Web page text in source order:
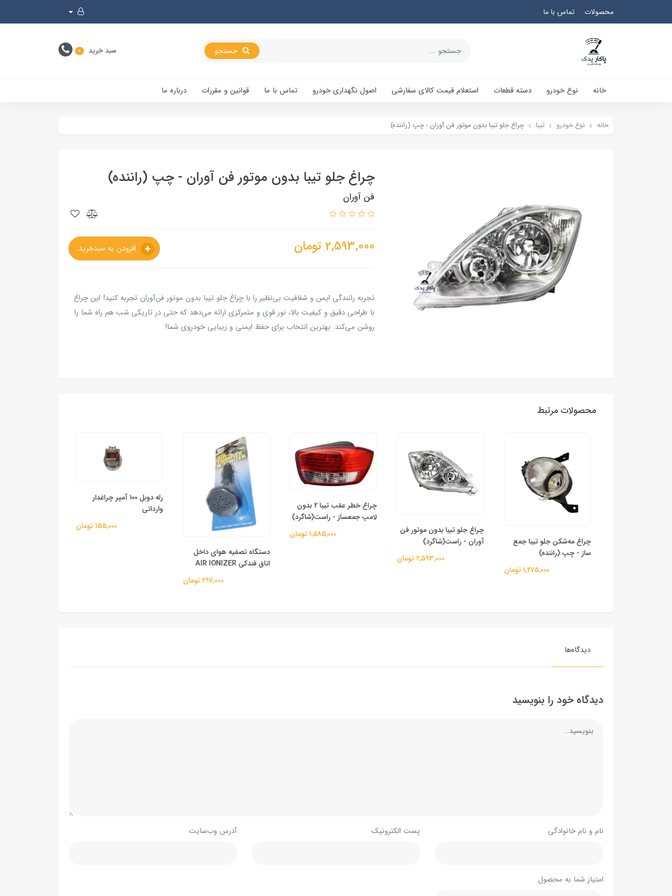
محصولات تماس با ما
سبد خرید 0
خانه نوع خودرو دسته قطعات استعلام قیمت کالای سفارشی اصول نگهداری خودرو تماس با ما قوانین و مقررات درباره ما
خانه نوع خودرو تیبا چراغ جلو تیبا بدون موتور فن آوران - چپ (راننده)
چراغ جلو تیبا بدون موتور فن آوران - چپ (راننده)
فن آوران
2,593,000 تومان
تجربه رانندگی ایمن و شفافیت بی‌نظیر را با چراغ جلو تیبا بدون موتور فن‌آوران تجربه کنید! این چراغ
با طراحی دقیق و کیفیت بالا، نور قوی و متمرکزی ارائه می‌دهد که حتی در تاریکی شب هم راه شما را
روشن می‌کند. بهترین انتخاب برای حفظ ایمنی و زیبایی خودروی شما!
محصولات مرتبط
چراغ مه‌شکن جلو تیبا جمع‌
ساز - چپ (راننده)
1,275,000 تومان
چراغ جلو تیبا بدون موتور فن
آوران - راست(شاگرد)
2,593,000 تومان
چراغ خطر عقب تیبا 2 بدون
لامپ جمعساز - راست(شاگرد)
1,585,000 تومان
دستگاه تصفیه هوای داخل
اتاق فندکی AIR IONIZER
297,000 تومان
رله دوبل ۱۰۰ آمپر چراغدار
وارداتی
155,000 تومان
دیدگاه‌ها
دیدگاه خود را بنویسید
نام و نام خانوادگی پست الکترونیک آدرس وب‌سایت
امتیاز شما به محصول